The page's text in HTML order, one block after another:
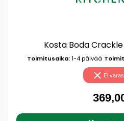
Kosta Boda
Toimitusaika:1-4 päivää
Ei